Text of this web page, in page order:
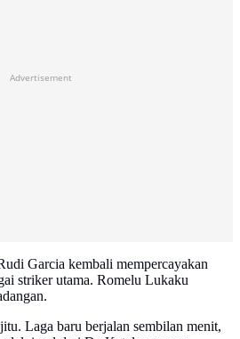
Advertisement
Garcia kembali mempercayakan
striker utama. Romelu Lukaku
Laga baru berjalan sembilan menit,